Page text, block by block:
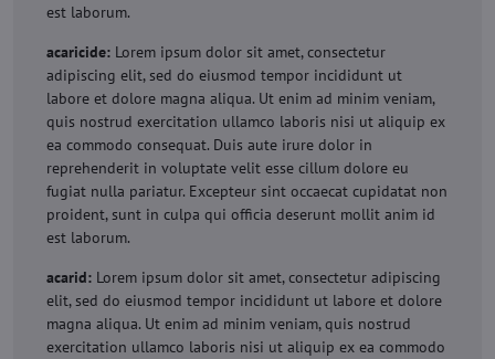
est laborum.
acaricide: Lorem ipsum dolor sit amet, consectetur
adipiscing elit, sed do eiusmod tempor incididunt ut
labore et dolore magna aliqua. Ut enim ad minim veniam,
quis nostrud exercitation ullamco laboris nisi ut aliquip ex
ea commodo consequat. Duis aute irure dolor in
reprehenderit in voluptate velit esse cillum dolore eu
fugiat nulla pariatur. Excepteur sint occaecat cupidatat non
proident, sunt in culpa qui officia deserunt mollit anim id
est laborum.
acarid: Lorem ipsum dolor sit amet, consectetur adipiscing
elit, sed do eiusmod tempor incididunt ut labore et dolore
magna aliqua. Ut enim ad minim veniam, quis nostrud
exercitation ullamco laboris nisi ut aliquip ex ea commodo